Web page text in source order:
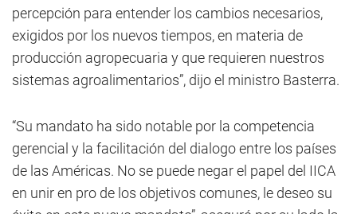
percepción para entender los cambios necesarios,
exigidos por los nuevos tiempos, en materia de
producción agropecuaria y que requieren nuestros
sistemas agroalimentarios”, dijo el ministro Basterra.
“Su mandato ha sido notable por la competencia
gerencial y la facilitación del dialogo entre los países
de las Américas. No se puede negar el papel del IICA
en unir en pro de los objetivos comunes, le deseo su